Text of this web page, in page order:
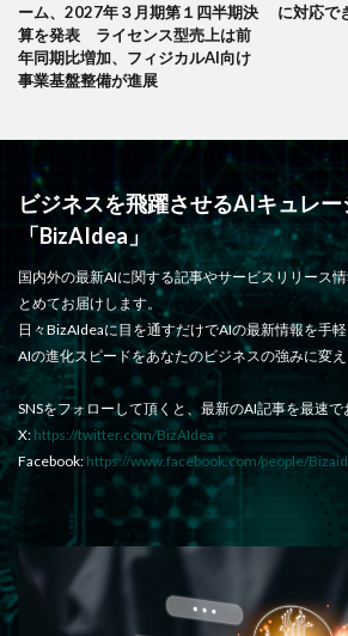
ーム、2027年３月期第１四半期決
算を発表 ライセンス型売上は前
年同期比増加、フィジカルAI向け
事業基盤整備が進展
に対応で
ビジネスを飛躍させるAIキュレ
「BizAIdea」
国内外の最新AIに関する記事やサービスリリース
とめてお届けします。
日々BizAIdeaに目を通すだけでAIの最新情報を手軽
AIの進化スピードをあなたのビジネスの強みに変え
SNSをフォローして頂くと、最新のAI記事を最速で
X: https://twitter.com/BizAIdea
Facebook: https://www.facebook.com/people/